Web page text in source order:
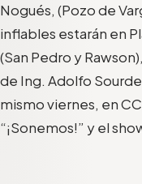
Nogués, (Pozo de
inflables estarán en
(San Pedro y Rawson
de Ing. Adolfo
mismo viernes, en
“¡Sonemos!” y el